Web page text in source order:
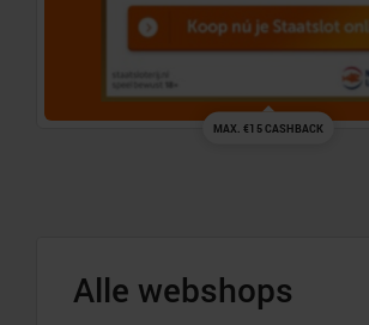
MAX. €15 CASHBACK
Alle webshops